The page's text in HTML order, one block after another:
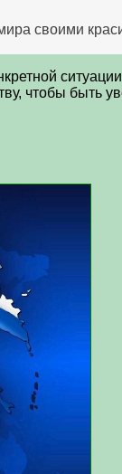
своими
чтобы быть